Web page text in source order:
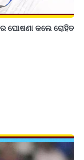
ଘୋଷଣା କଲେ ରୋହିତ